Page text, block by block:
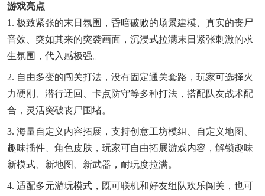
游戏亮点
1. 极致紧张的末日氛围，昏暗破败的场景建模、真实的丧尸
音效、突如其来的突袭画面，沉浸式拉满末日紧张刺激的求
生氛围，代入感极强。
2. 自由多变的闯关打法，没有固定通关套路，玩家可选择火
力硬刚、潜行迂回、卡点防守等多种打法，搭配队友战术配
合，灵活突破丧尸围堵。
3. 海量自定义内容拓展，支持创意工坊模组、自定义地图、
趣味插件、角色皮肤，玩家可自由拓展游戏内容，解锁趣味
新模式、新地图、新武器，耐玩度拉满。
4. 适配多元游玩模式，既可联机和好友组队欢乐闯关，也可